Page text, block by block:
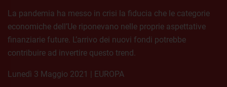
La pandemia ha messo in crisi la fiducia che le categorie
economiche dell’Ue riponevano nelle proprie aspettative
finanziarie future. L’arrivo dei nuovi fondi potrebbe
contribuire ad invertire questo trend.
lunedì 3 Maggio 2021 | EUROPA